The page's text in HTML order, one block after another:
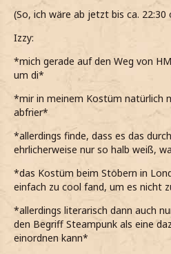
(So, ich wäre ab jetzt bis ca. 22:30
Izzy:
*mich gerade auf den Weg von
um di*
*mir in meinem Kostüm natürlich
abfrier*
*allerdings finde, dass es das
ehrlicherweise nur so halb weiß,
*das Kostüm beim Stöbern in
einfach zu cool fand, um es nicht
*allerdings literarisch dann auch
den Begriff Steampunk als eine
einordnen kann*